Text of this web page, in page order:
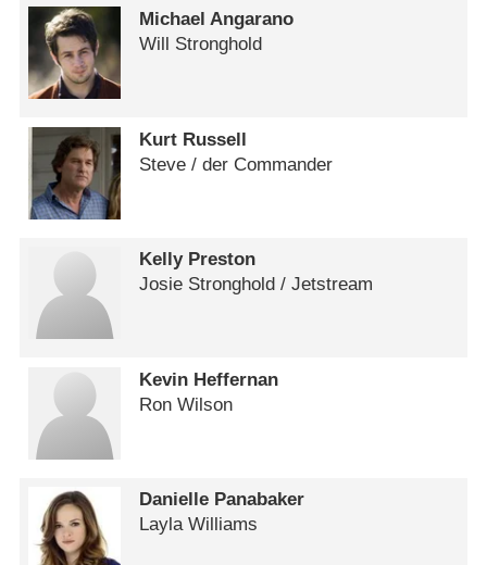
Michael Angarano
Will Stronghold
Kurt Russell
Steve /​ der Commander
Kelly Preston
Josie Stronghold /​ Jetstream
Kevin Heffernan
Ron Wilson
Danielle Panabaker
Layla Williams